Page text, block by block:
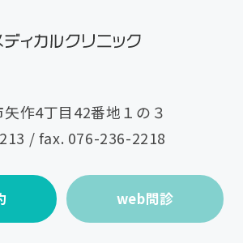
作4丁目42番地１の３
/ fax. 076-236-2218
web問診